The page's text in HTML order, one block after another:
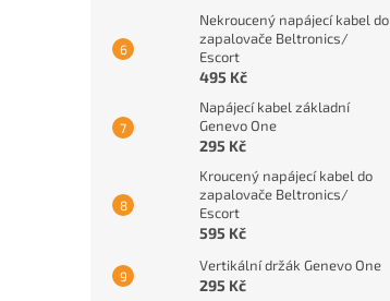
Nekroucený napájecí kabel do
zapalovače Beltronics/
Escort
495 Kč
Napájecí kabel základní
Genevo One
295 Kč
Kroucený napájecí kabel do
zapalovače Beltronics/
Escort
595 Kč
Vertikální držák Genevo One
295 Kč